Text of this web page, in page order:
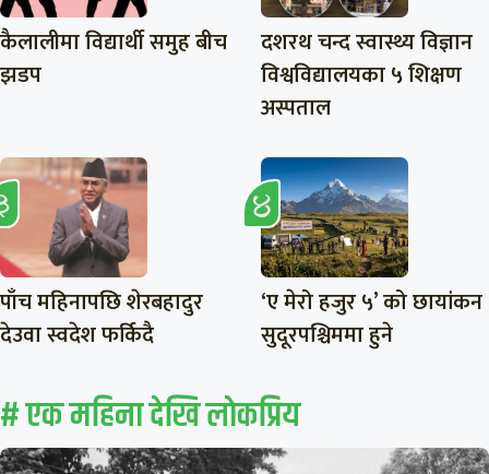
कैलालीमा विद्यार्थी समुह बीच
झडप
दशरथ चन्द स्वास्थ्य विज्ञान
विश्वविद्यालयका ५ शिक्षण
अस्पताल
पाँच महिनापछि शेरबहादुर
देउवा स्वदेश फर्किदै
‘ए मेरो हजुर ५’ को छायांकन
सुदूरपश्चिममा हुने
# एक महिना देखि लाेकप्रिय